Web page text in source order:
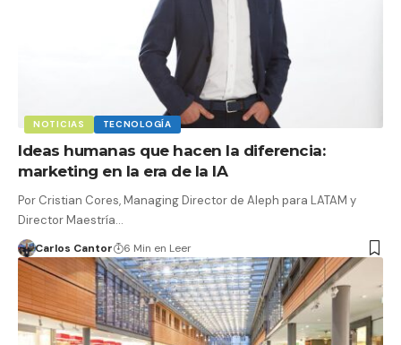
NOTICIAS TECNOLOGÍA
Ideas humanas que hacen la diferencia:
marketing en la era de la IA
Por Cristian Cores, Managing Director de Aleph para LATAM y
Director Maestría…
Carlos Cantor 6 Min en Leer